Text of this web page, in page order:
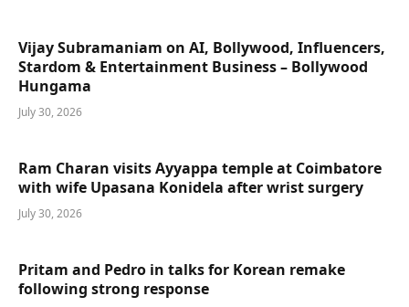
Vijay Subramaniam on AI, Bollywood, Influencers,
Stardom & Entertainment Business – Bollywood
Hungama
July 30, 2026
Ram Charan visits Ayyappa temple at Coimbatore
with wife Upasana Konidela after wrist surgery
July 30, 2026
Pritam and Pedro in talks for Korean remake
following strong response